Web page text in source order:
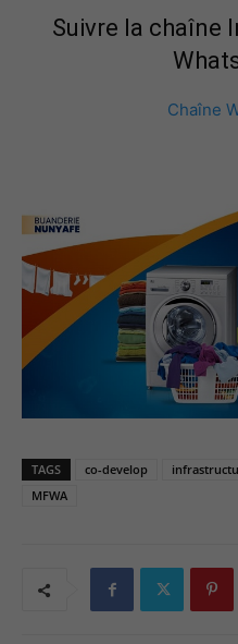
Suivre la chaîne
Chaîne
TAGS co-develop
MFWA